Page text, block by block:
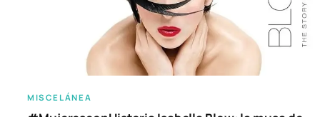
MISCELÁNEA